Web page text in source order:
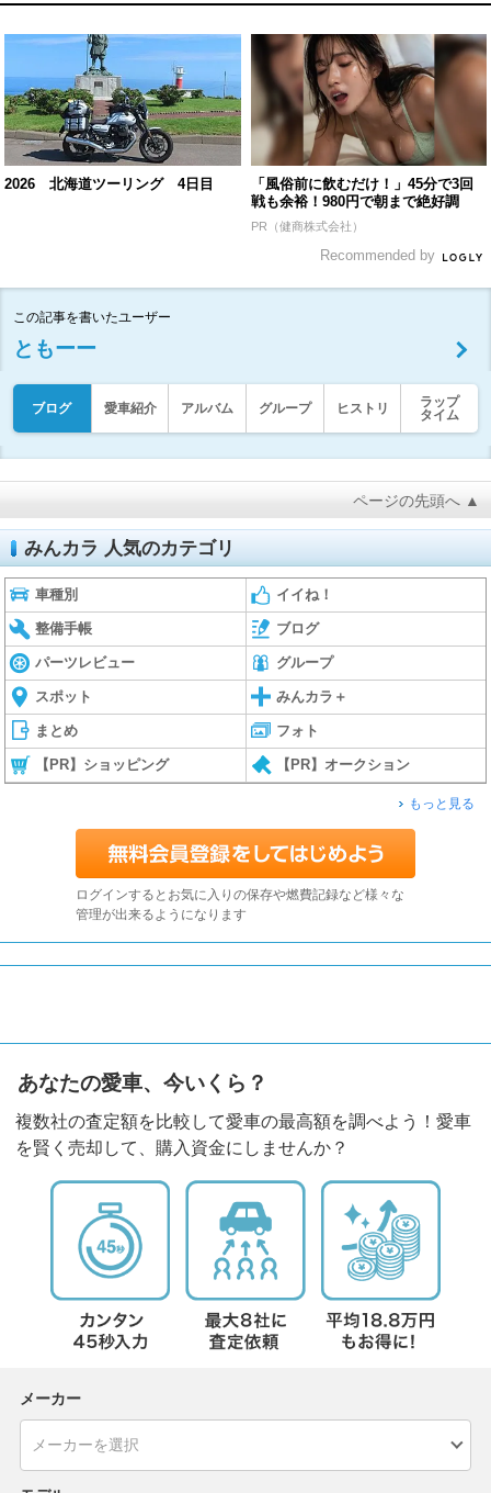
2026 北海道ツーリング 4日目
「風俗前に飲むだけ！」45分で3回
戦も余裕！980円で朝まで絶好調
PR（健商株式会社）
Recommended by
この記事を書いたユーザー
ともーー
ブログ 愛車紹介 アルバム グループ ヒストリ
ラップ
タイム
ページの先頭へ ▲
みんカラ 人気のカテゴリ
車種別 イイね！
整備手帳 ブログ
パーツレビュー グループ
スポット みんカラ＋
まとめ フォト
【PR】ショッピング 【PR】オークション
もっと見る
ログインするとお気に入りの保存や燃費記録など様々な
管理が出来るようになります
あなたの愛車、今いくら？
複数社の査定額を比較して愛車の最高額を調べよう！愛車
を賢く売却して、購入資金にしませんか？
メーカー